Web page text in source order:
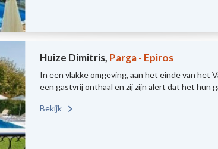
Huize Dimitris, Parga - Epiros
In een vlakke omgeving, aan het einde van het
een gastvrij onthaal en zij zijn alert dat het hun
Bekijk